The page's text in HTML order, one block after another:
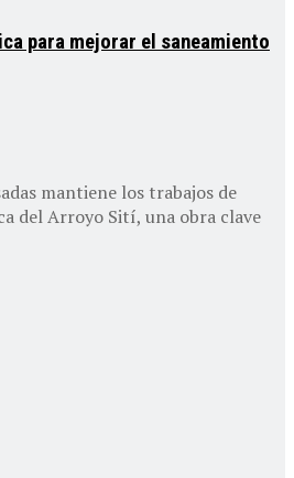
para mejorar el saneamiento
mantiene los trabajos de
del Arroyo Sití, una obra clave